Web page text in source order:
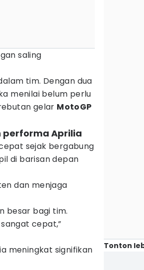
saling
tim. Dengan dua
menilai belum perlu
gelar MotoGP
performa Aprilia
sejak bergabung
di barisan depan
dan menjaga
besar bagi tim.
cepat,”
meningkat signifikan
Tonton